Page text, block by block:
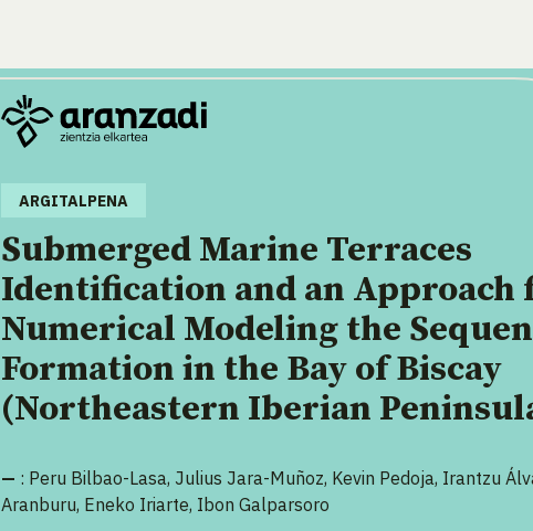
ARGITALPENA
Submerged Marine Terraces
Identification and an Approach
Numerical Modeling the
Formation in the Bay of Biscay
(Northeastern Iberian
— : Peru Bilbao-Lasa, Julius Jara-Muñoz, Kevin Pedoja, Irantzu
Aranburu, Eneko Iriarte, Ibon Galparsoro